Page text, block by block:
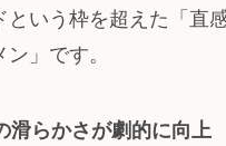
という枠を超えた「直
」です。
滑らかさが劇的に向上